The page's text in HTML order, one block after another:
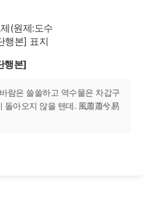
행본]
람은 쓸쓸하고 역수물은 차갑구
돌아오지 않을 텐데. 風蕭蕭兮易